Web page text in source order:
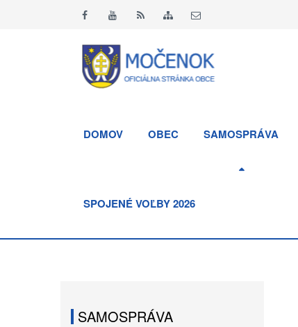
DOMOV OBEC SAMOSPRÁVA
SPOJENÉ VOĽBY 2026
SAMOSPRÁVA